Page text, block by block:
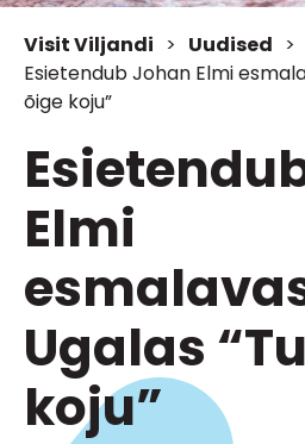
Visit Viljandi > Uudised >
Esietendub Johan Elmi
õige koju”
Elmi
Ugalas
koju”